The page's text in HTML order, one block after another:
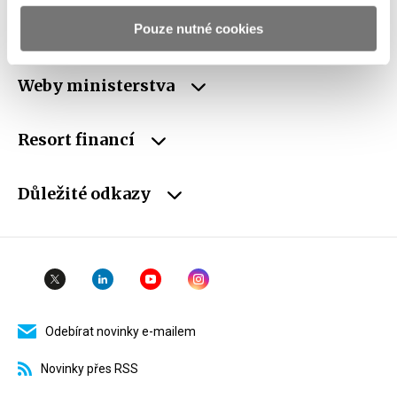
Pouze nutné cookies
ID Datové
xzeaauv
Weby ministerstva
Resort financí
Důležité odkazy
Odebírat novinky e-mailem
Novinky přes RSS